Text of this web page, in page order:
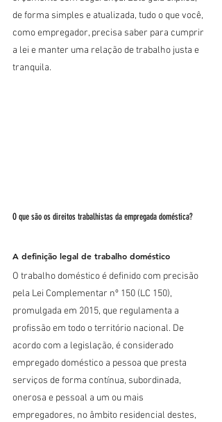
de forma simples e atualizada, tudo o que você,
como empregador, precisa saber para cumprir
a lei e manter uma relação de trabalho justa e
tranquila.
O que são os direitos trabalhistas da empregada doméstica?
A definição legal de trabalho doméstico
O trabalho doméstico é definido com precisão
pela Lei Complementar nº 150 (LC 150),
promulgada em 2015, que regulamenta a
profissão em todo o território nacional. De
acordo com a legislação, é considerado
empregado doméstico a pessoa que presta
serviços de forma contínua, subordinada,
onerosa e pessoal a um ou mais
empregadores, no âmbito residencial destes,